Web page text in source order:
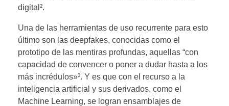
digital².
Una de las herramientas de uso recurrente para esto
último son las deepfakes, conocidas como el
prototipo de las mentiras profundas, aquellas “con
capacidad de convencer o poner a dudar hasta a los
más incrédulos»³. Y es que con el recurso a la
inteligencia artificial y sus derivados, como el
Machine Learning, se logran ensamblajes de